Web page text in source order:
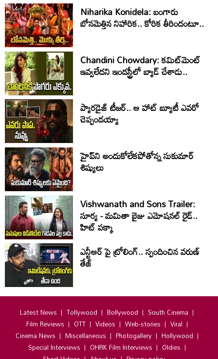
Niharika Konidela: బంగారు
బోనమెత్తిన నిహారిక.. కోరిక తీరిందంటూ..
Chandini Chowdary: కమిట్‌మెంట్
ఇవ్వలేదని ఇండస్ట్రీలో బ్యాడ్ చేశాడు..
ప్యారడైజ్ టీజర్.. ఆ హాట్ బ్యూటీ ఎవరో
చెప్పండయ్యా
హైప్‌ని అందుకోలేకపోతోన్న సుకుమార్
శిష్యులు
Vishwanath and Sons Trailer:
సూర్య - మమితా బైజు ఎమోషనల్ రైడ్..
హిట్ పక్కా
ఎన్టీఆర్ పై ట్రోలింగ్.. స్పందించిన వరుణ్
తేజ్
Latest News Tollywood Bollywood
South Cinema
Film Reviews
OTT Videos Web-stories
Viral
Cinema News
Miscellaneous Photogallery
Hollywood
Special Interviews
OHRK Film Interviews
Oldies